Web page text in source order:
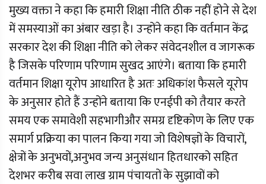
मुख्य वक्ता ने कहा कि हमारी शिक्षा नीति ठीक नहीं होने से देश
में समस्याओं का अंबार खड़ा है। उन्होंने कहा कि वर्तमान केंद्र
सरकार देश की शिक्षा नीति को लेकर संवेदनशील व जागरूक
है जिसके परिणाम परिणाम सुखद आएंगे। बताया कि हमारी
वर्तमान शिक्षा यूरोप आधारित है अतः अधिकांश फैसले यूरोप
के अनुसार होते हैं उन्होंने बताया कि एनईपी को तैयार करते
समय एक समावेशी सहभागीऔर समग्र दृष्टिकोण के लिए एक
समार्ग प्रक्रिया का पालन किया गया जो विशेषज्ञों के विचारों,
क्षेत्रों के अनुभवों,अनुभव जन्य अनुसंधान हितधारको सहित
देशभर करीब सवा लाख ग्राम पंचायतों के सुझावों को